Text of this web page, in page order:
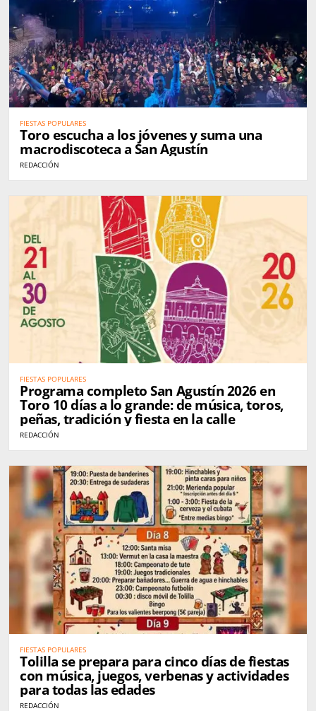
FIESTAS POPULARES
Toro escucha a los jóvenes y suma una
macrodiscoteca a San Agustín
REDACCIÓN
FIESTAS POPULARES
Programa completo San Agustín 2026 en
Toro 10 días a lo grande: de música, toros,
peñas, tradición y fiesta en la calle
REDACCIÓN
FIESTAS POPULARES
Tolilla se prepara para cinco días de fiestas
con música, juegos, verbenas y actividades
para todas las edades
REDACCIÓN